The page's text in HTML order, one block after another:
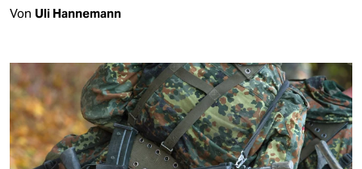
Von Uli Hannemann